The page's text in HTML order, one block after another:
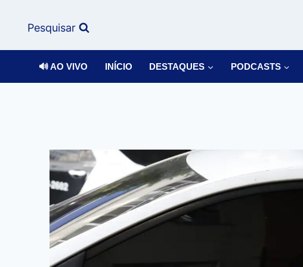
Pesquisar
🔊 AO VIVO INÍCIO DESTAQUES PODCASTS